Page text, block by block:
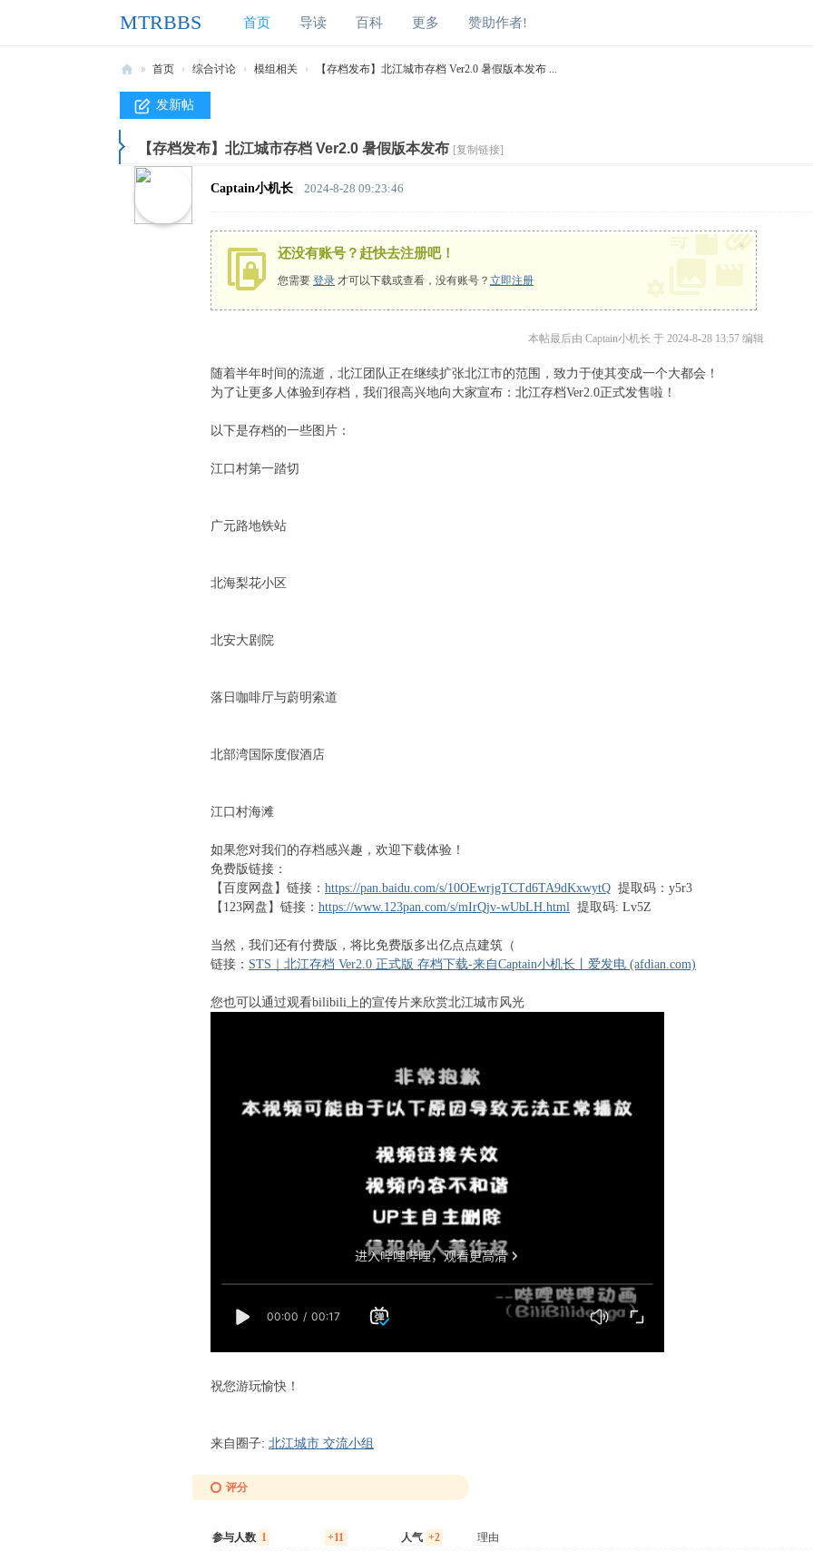
MTRBBS 首页 导读 百科 更多 赞助作者!
M
T
R
» 首页 › 综合讨论 › 模组相关 › 【存档发布】北江城市存档 Ver2.0 暑假版本发布 ...
发新帖
【存档发布】北江城市存档 Ver2.0 暑假版本发布 [复制链接]
Captain小机长 2024-8-28 09:23:46
还没有账号？赶快去注册吧！
您需要 登录 才可以下载或查看，没有账号？ 立即注册
×
本帖最后由 Captain小机长 于 2024-8-28 13:57 编辑
随着半年时间的流逝，北江团队正在继续扩张北江市的范围，致力于使其变成一个大都会！
为了让更多人体验到存档，我们很高兴地向大家宣布：北江存档Ver2.0正式发售啦！
以下是存档的一些图片：
江口村第一踏切
广元路地铁站
北海梨花小区
北安大剧院
落日咖啡厅与蔚明索道
北部湾国际度假酒店
江口村海滩
如果您对我们的存档感兴趣，欢迎下载体验！
免费版链接：
【百度网盘】链接： https://pan.baidu.com/s/10OEwrjgTCTd6TA9dKxwytQ 提取码：y5r3
【123网盘】链接： https://www.123pan.com/s/mIrQjv-wUbLH.html 提取码: Lv5Z
当然，我们还有付费版，将比免费版多出亿点点建筑（
链接： STS｜北江存档 Ver2.0 正式版 存档下载-来自Captain小机长丨爱发电 (afdian.com)
您也可以通过观看bilibili上的宣传片来欣赏北江城市风光
祝您游玩愉快！
来自圈子: 北江城市 交流小组
评分
参与人数 1 +11 人气 +2 理由